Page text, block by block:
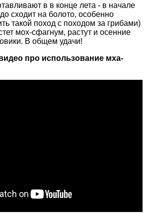
в в конце лета - в начале
сходит на болото, особенно
такой поход с походом за грибами)
мох-сфагнум, растут и осенние
В общем удачи!
про использование мха-